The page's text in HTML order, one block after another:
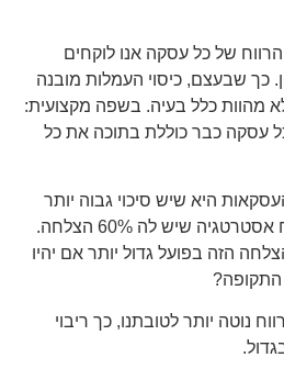
של כל עסקה אנו לוקחים
כך שבעצם, כיסוי העמלות מובנה
מהוות כלל בעיה. בשפה מקצועית:
עסקה כבר כוללת בתוכה את כל
היא שיש סיכוי גבוה יותר
לסטטיסטיקה להתיישר. נניח אסטרטגיה שיש לה 60% הצלחה.
הזה בפועל גדול יותר אם יהיו
נוטה יותר לטובתנו, כך ריבוי